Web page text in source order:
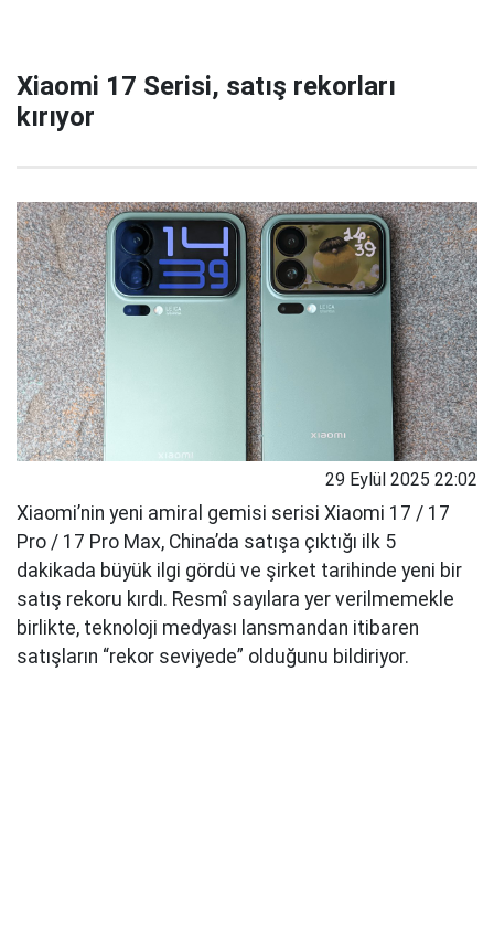
Xiaomi 17 Serisi, satış rekorları
kırıyor
29 Eylül 2025 22:02
Xiaomi’nin yeni amiral gemisi serisi Xiaomi 17 / 17
Pro / 17 Pro Max, China’da satışa çıktığı ilk 5
dakikada büyük ilgi gördü ve şirket tarihinde yeni bir
satış rekoru kırdı. Resmî sayılara yer verilmemekle
birlikte, teknoloji medyası lansmandan itibaren
satışların “rekor seviyede” olduğunu bildiriyor.